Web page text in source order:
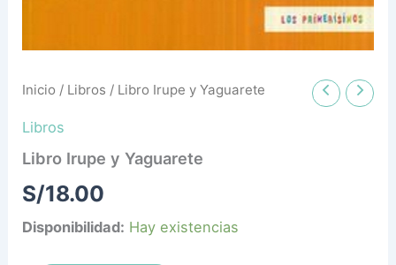
Inicio / Libros / Libro Irupe y Yaguarete
Libros
Libro Irupe y Yaguarete
S/18.00
Disponibilidad: Hay existencias